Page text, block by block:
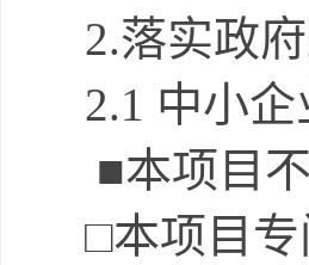
2.落实政
2.1 中小企
■本项目
□本项目